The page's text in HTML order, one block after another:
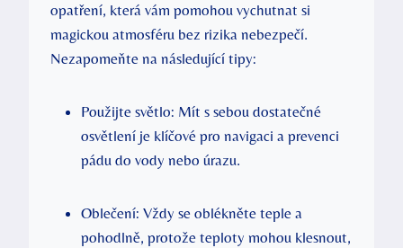
opatření, která vám pomohou vychutnat si
magickou atmosféru bez rizika nebezpečí.
Nezapomeňte na následující tipy:
Použijte světlo: Mít s sebou dostatečné
osvětlení je klíčové pro navigaci a prevenci
pádu do vody nebo úrazu.
Oblečení: Vždy se oblékněte teple a
pohodlně, protože teploty mohou klesnout,